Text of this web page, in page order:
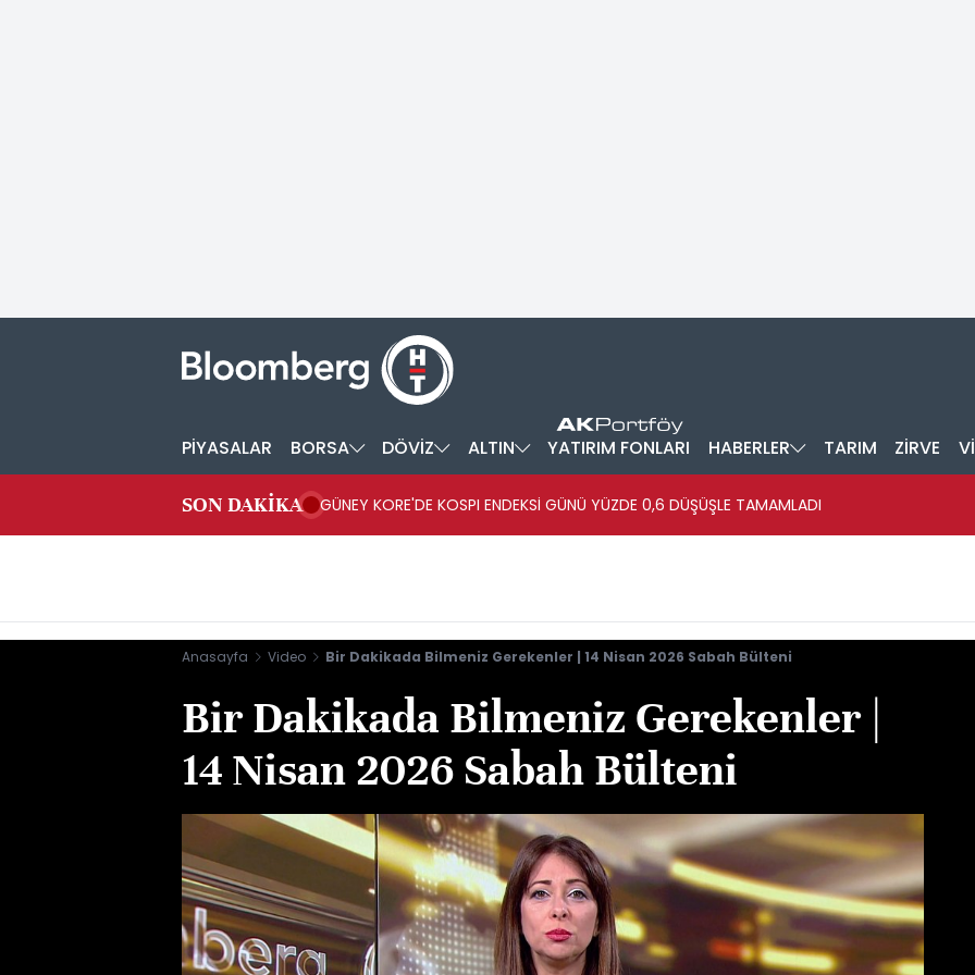
PİYASALAR BORSA DÖVİZ ALTIN YATIRIM FONLARI HABERLER TARIM ZİRVE
SON DAKİKA GÜNEY KORE'DE KOSPI ENDEKSİ GÜNÜ YÜZDE 0,6 DÜŞÜŞLE TAMAMLADI
Anasayfa Video Bir Dakikada Bilmeniz Gerekenler | 14 Nisan 2026 Sabah Bülteni
Bir Dakikada Bilmeniz Gerekenler |
14 Nisan 2026 Sabah Bülteni